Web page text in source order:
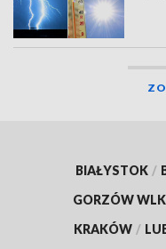
BIAŁYSTOK /
GORZÓW
KRAKÓW /